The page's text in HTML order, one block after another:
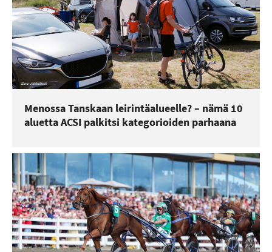
Menossa Tanskaan leirintäalueelle? – nämä 10
aluetta ACSI palkitsi kategorioiden parhaana